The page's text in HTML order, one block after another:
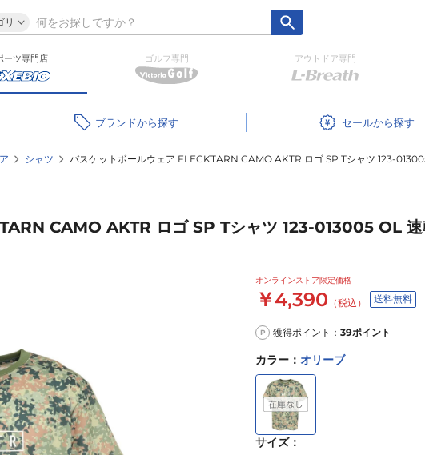
リ
ーツ専門店 ゴルフ専門 アウトドア専門
ブランド セール
シャツ バスケットボールウェア FLECKTARN CAMO AKTR ロゴ SP Tシャツ 123-
CAMO AKTR ロゴ SP Tシャツ 123-013005 OL
オンラインストア限定価格
￥4,390 （税込） 送料無料
P 獲得ポイント： 39ポイント
カラー ： オリーブ
サイズ：